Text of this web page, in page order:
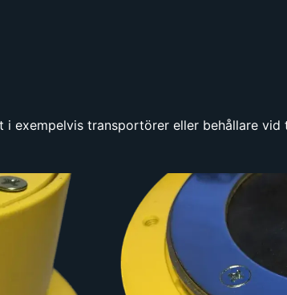
exempelvis transportörer eller behållare